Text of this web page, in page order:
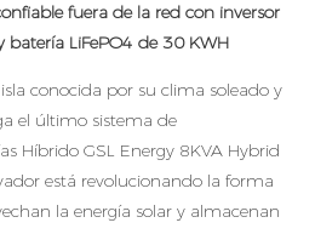
fuera de la red con inversor
batería LiFePO4 de 30 KWH
conocida por su clima soleado y
el último sistema de
Híbrido GSL Energy 8KVA Hybrid
está revolucionando la forma
la energía solar y almacenan